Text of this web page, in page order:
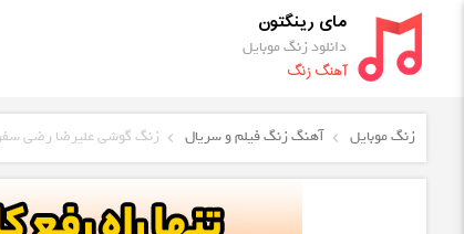
مای رینگتون
دانلود زنگ موبایل
آهنگ زنگ
زنگ موبایل آهنگ زنگ فیلم و سریال زنگ گوشی علیرضا رضی